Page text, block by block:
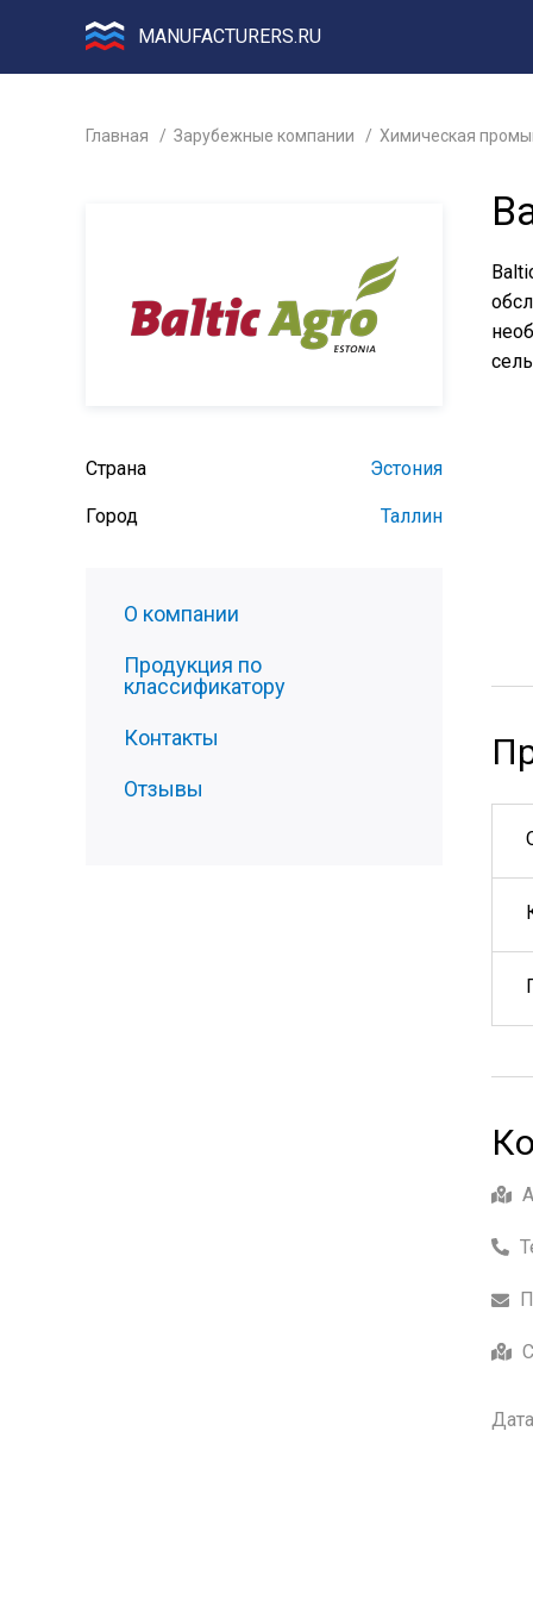
MANUFACTURERS.RU
Главная Зарубежные компании Химическая
Страна Эстония
Город Таллин
О компании
Продукция по
классификатору
Контакты
Отзывы